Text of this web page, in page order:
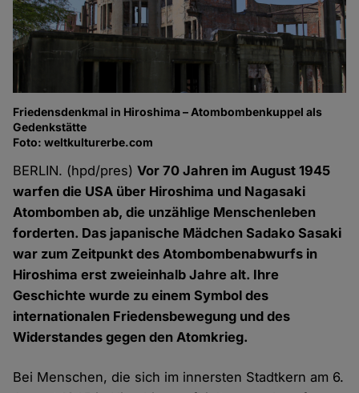
Friedensdenkmal in Hiroshima – Atombombenkuppel als
Gedenkstätte
Foto: weltkulturerbe.com
BERLIN. (hpd/pres)Vor 70 Jahren im August 1945
warfen die USA über Hiroshima und Nagasaki
Atombomben ab, die unzählige Menschenleben
forderten. Das japanische Mädchen Sadako Sasaki
war zum Zeitpunkt des Atombombenabwurfs in
Hiroshima erst zweieinhalb Jahre alt. Ihre
Geschichte wurde zu einem Symbol des
internationalen Friedensbewegung und des
Widerstandes gegen den Atomkrieg.
Bei Menschen, die sich im innersten Stadtkern am 6.